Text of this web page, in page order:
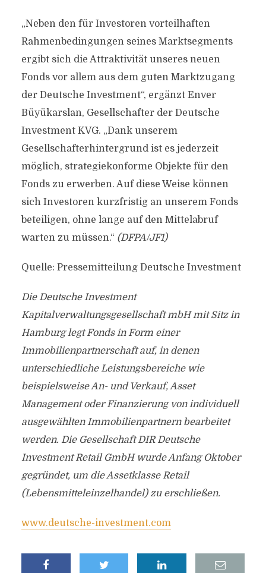
„Neben den für Investoren vorteilhaften
Rahmenbedingungen seines Marktsegments
ergibt sich die Attraktivität unseres neuen
Fonds vor allem aus dem guten Marktzugang
der Deutsche Investment“, ergänzt Enver
Büyükarslan, Gesellschafter der Deutsche
Investment KVG. „Dank unserem
Gesellschafterhintergrund ist es jederzeit
möglich, strategiekonforme Objekte für den
Fonds zu erwerben. Auf diese Weise können
sich Investoren kurzfristig an unserem Fonds
beteiligen, ohne lange auf den Mittelabruf
warten zu müssen.“ (DFPA/JF1)
Quelle: Pressemitteilung Deutsche Investment
Die Deutsche Investment
Kapitalverwaltungsgesellschaft mbH mit Sitz in
Hamburg legt Fonds in Form einer
Immobilienpartnerschaft auf, in denen
unterschiedliche Leistungsbereiche wie
beispielsweise An- und Verkauf, Asset
Management oder Finanzierung von individuell
ausgewählten Immobilienpartnern bearbeitet
werden. Die Gesellschaft DIR Deutsche
Investment Retail GmbH wurde Anfang Oktober
gegründet, um die Assetklasse Retail
(Lebensmitteleinzelhandel) zu erschließen.
www.deutsche-investment.com